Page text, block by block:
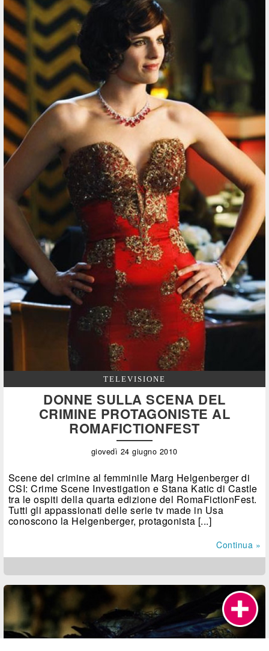
TELEVISIONE
DONNE SULLA SCENA DEL
CRIMINE PROTAGONISTE AL
ROMAFICTIONFEST
giovedì 24 giugno 2010
Scene del crimine al femminile Marg Helgenberger di
CSI: Crime Scene Investigation e Stana Katic di Castle
tra le ospiti della quarta edizione del RomaFictionFest.
Tutti gli appassionati delle serie tv made in Usa
conoscono la Helgenberger, protagonista [...]
Continua »